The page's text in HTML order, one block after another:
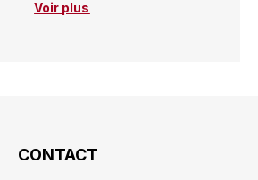
Voir plus
CONTACT